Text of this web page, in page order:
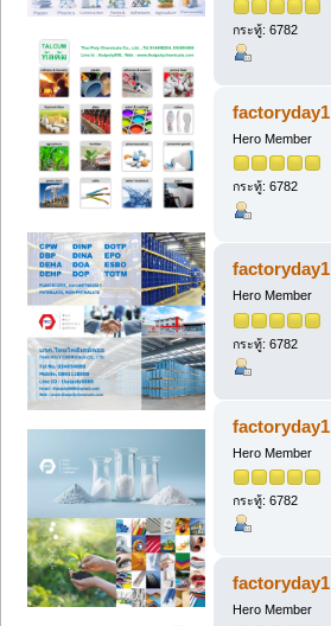
กระทู้: 6782
factoryday1
Hero Member
กระทู้: 6782
factoryday1
Hero Member
กระทู้: 6782
factoryday1
Hero Member
กระทู้: 6782
factoryday1
Hero Member